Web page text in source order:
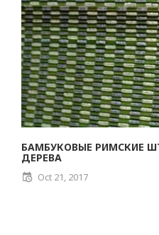
БАМБУКОВЫЕ РИМСКИЕ
ДЕРЕВА
Oct 21, 2017